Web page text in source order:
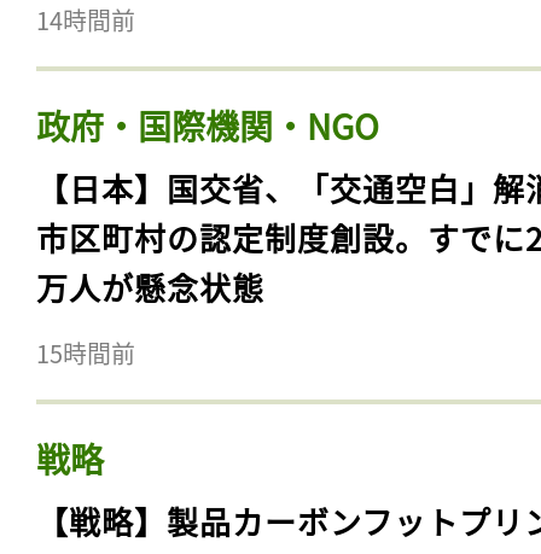
14時間前
政府・国際機関・NGO
【日本】国交省、「交通空白」解
市区町村の認定制度創設。すでに
万人が懸念状態
15時間前
戦略
【戦略】製品カーボンフットプリ